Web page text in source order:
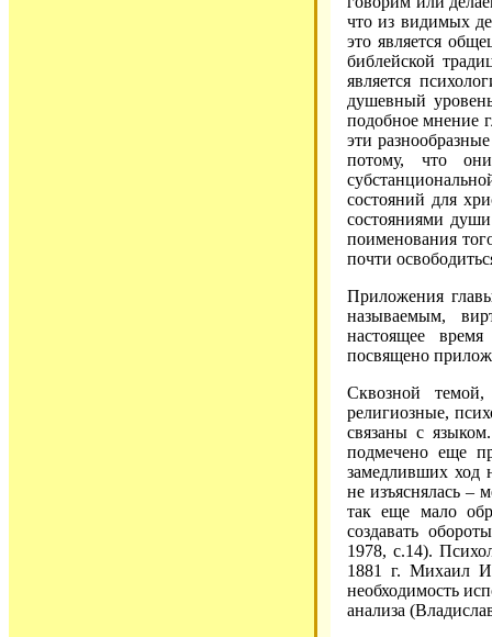
что из видимых
это является
библейской
является
душевный
подобное мнение
эти
потому, что
состояний для
состояниями
поименования
почти
Приложения
называемым,
настоящее
посвящено
Сквозной
религиозные,
связаны с
подмечено еще
замедливших ход
не изъяснялась –
так еще мало
создавать
1978, с.14).
1881 г. Михаил
необходимость
анализа